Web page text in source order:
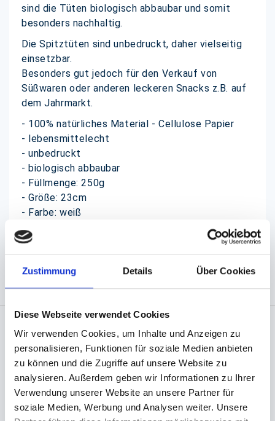
Zustimmung Details Über Cookies
Diese Webseite verwendet Cookies
Wir verwenden Cookies, um Inhalte und Anzeigen zu
personalisieren, Funktionen für soziale Medien anbieten
zu können und die Zugriffe auf unsere Website zu
analysieren. Außerdem geben wir Informationen zu Ihrer
Verwendung unserer Website an unsere Partner für
soziale Medien, Werbung und Analysen weiter. Unsere
sind die Tüten biologisch abbaubar und somit
besonders nachhaltig.
Die Spitztüten sind unbedruckt, daher vielseitig
einsetzbar.
Besonders gut jedoch für den Verkauf von
Süßwaren oder anderen leckeren Snacks z.B. auf
dem Jahrmarkt.
- 100% natürliches Material - Cellulose Papier
- lebensmittelecht
- unbedruckt
- biologisch abbaubar
- Füllmenge: 250g
- Größe: 23cm
- Farbe: weiß
(Abb. evtl. ähnlich, ggf. ohne Dekoration)
Produktsicherheitsverordnung:packpack.de GmbH, Am
Bullhamm 24-26, D-26441 Jever, info@packpack.de
Sie könnten auch an folgenden Artikeln
interessiert sein